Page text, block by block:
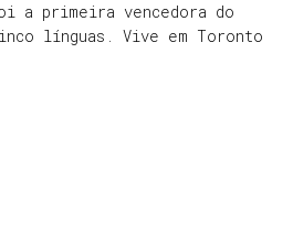
a primeira vencedora do
línguas. Vive em Toronto